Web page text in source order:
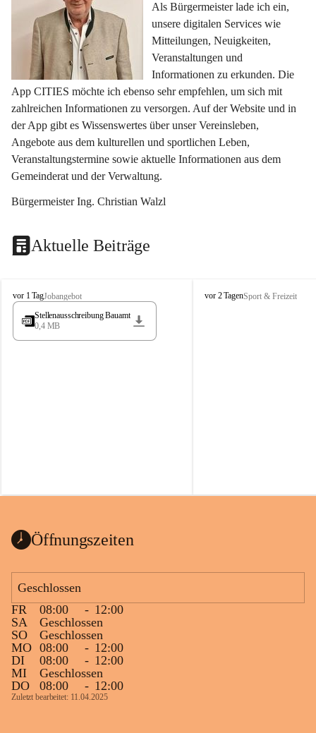
Als Bürgermeister lade ich ein,
unsere digitalen Services wie
Mitteilungen, Neuigkeiten,
Veranstaltungen und
Informationen zu erkunden. Die
App CITIES möchte ich ebenso sehr empfehlen, um sich mit
zahlreichen Informationen zu versorgen. Auf der Website und in
der App gibt es Wissenswertes über unser Vereinsleben,
Angebote aus dem kulturellen und sportlichen Leben,
Veranstaltungstermine sowie aktuelle Informationen aus dem
Gemeinderat und der Verwaltung.
Bürgermeister Ing. Christian Walzl
Aktuelle Beiträge
S
t
s
vor 1 TagJobangebot
Stellenausschreibung Bauamt
0,4 MB
S
vor 2 TagenSport & Freizeit
Öffnungszeiten
Geschlossen
FR
08:00 - 12:00
SA
Geschlossen
SO
Geschlossen
MO 08:00 - 12:00
DI
08:00 - 12:00
MI
Geschlossen
DO
08:00 - 12:00
Zuletzt bearbeitet: 11.04.2025